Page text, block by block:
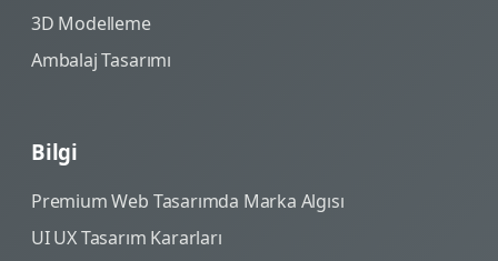
3D Modelleme
Ambalaj Tasarımı
Bilgi
Premium Web Tasarımda Marka Algısı
UI UX Tasarım Kararları